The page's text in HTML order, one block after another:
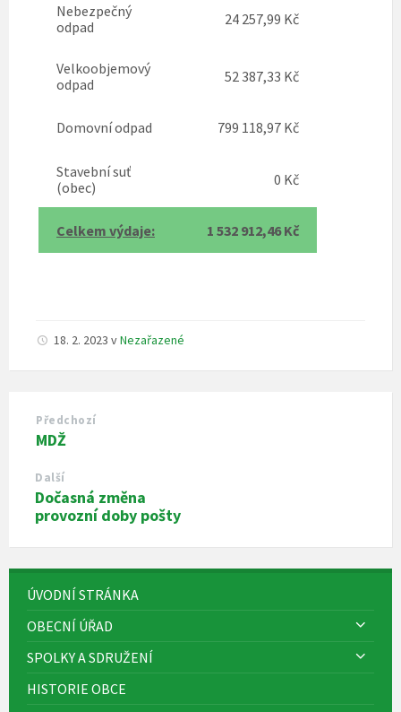
Nebezpečný
odpad
24 257,99 Kč
Velkoobjemový
odpad
52 387,33 Kč
Domovní odpad 799 118,97 Kč
Stavební suť
(obec)
0 Kč
Celkem výdaje: 1 532 912,46 Kč
18. 2. 2023 vNezařazené
Předchozí
MDŽ
Další
Dočasná změna
provozní doby pošty
ÚVODNÍ STRÁNKA
OBECNÍ ÚŘAD
SPOLKY A SDRUŽENÍ
HISTORIE OBCE